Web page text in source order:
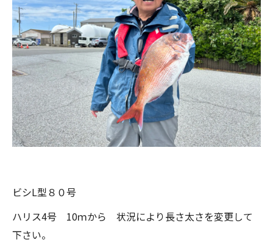
ビシL型８０号
ハリス4号 10ｍから 状況により長さ太さを変更して
下さい。